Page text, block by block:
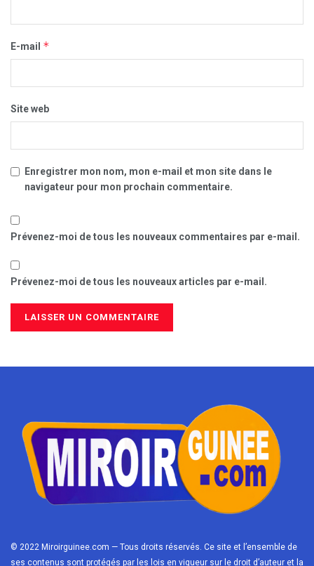
E-mail *
Site web
Enregistrer mon nom, mon e-mail et mon site dans le
navigateur pour mon prochain commentaire.
Prévenez-moi de tous les nouveaux commentaires par e-mail.
Prévenez-moi de tous les nouveaux articles par e-mail.
© 2022 Miroirguinee.com — Tous droits réservés. Ce site et l’ensemble de
ses contenus sont protégés par les lois en vigueur sur le droit d’auteur et la